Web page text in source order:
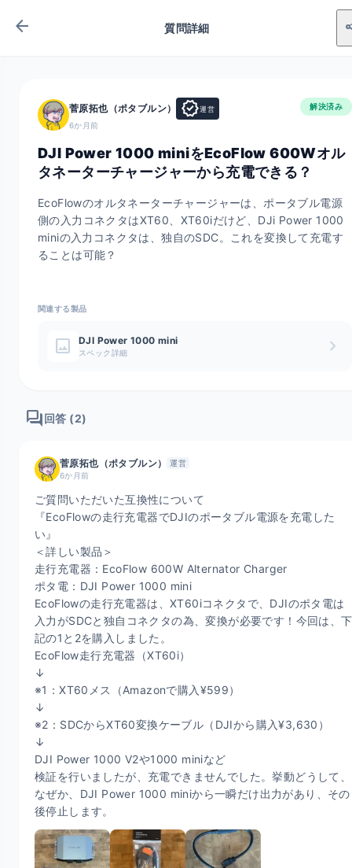
arrow_back 質問詳細
菅原拓也（ポタブルン） verified運営
6か月前
解決済み
DJI Power 1000 miniをEcoFlow 600Wオル
タネーターチャージャーから充電できる？
EcoFlowのオルタネーターチャージャーは、ポータブル電源
側の入力コネクタはXT60、XT60iだけど、DJi Power 1000
miniの入力コネクタは、独自のSDC。これを変換して充電す
ることは可能？
関連する製品
image DJI Power 1000 mini
スペック詳細 chevron_right
forum回答 (2)
菅原拓也（ポタブルン）
運営
6か月前
ご質問いただいた互換性について
『EcoFlowの走行充電器でDJIのポータブル電源を充電した
い』
＜詳しい製品＞
走行充電器：EcoFlow 600W Alternator Charger
ポタ電：DJI Power 1000 mini
EcoFlowの走行充電器は、XT60iコネクタで、DJIのポタ電は
入力がSDCと独自コネクタの為、変換が必要です！今回は、下
記の1と2を購入しました。
EcoFlow走行充電器（XT60i）
↓
※1：XT60メス（Amazonで購入¥599）
↓
※2：SDCからXT60変換ケーブル（DJIから購入¥3,630）
↓
DJI Power 1000 V2や1000 miniなど
検証を行いましたが、充電できませんでした。挙動どうして、
なぜか、DJI Power 1000 miniから一瞬だけ出力があり、その
後停止します。